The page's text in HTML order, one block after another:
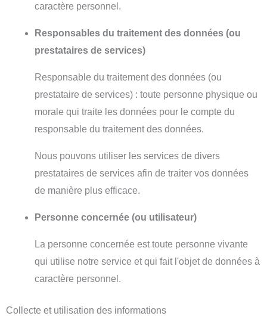
caractère personnel.
Responsables du traitement des données (ou
prestataires de services)
Responsable du traitement des données (ou
prestataire de services) : toute personne physique ou
morale qui traite les données pour le compte du
responsable du traitement des données.
Nous pouvons utiliser les services de divers
prestataires de services afin de traiter vos données
de manière plus efficace.
Personne concernée (ou utilisateur)
La personne concernée est toute personne vivante
qui utilise notre service et qui fait l'objet de données à
caractère personnel.
Collecte et utilisation des informations